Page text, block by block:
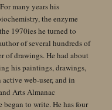
many years his
the enzyme
1970ies he turned to
of several hundreds of
of drawings. He had about
his paintings, drawings,
web-user, and in
Arts Almanac
began to write. He has four